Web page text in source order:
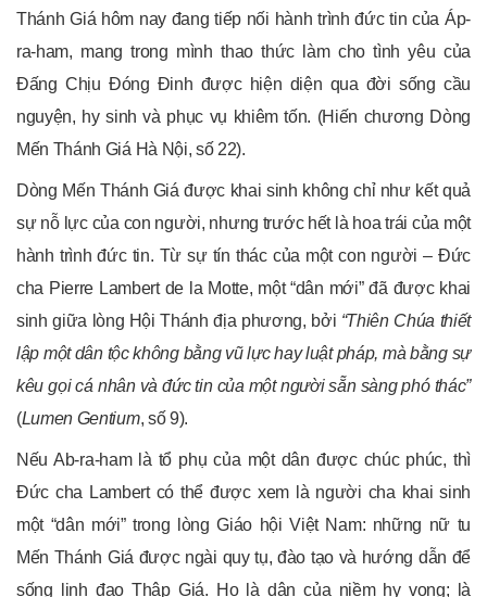
Thánh Giá hôm nay đang tiếp nối hành trình đức tin của Áp-
ra-ham, mang trong mình thao thức làm cho tình yêu của
Đấng Chịu Đóng Đinh được hiện diện qua đời sống cầu
nguyện, hy sinh và phục vụ khiêm tốn. (Hiến chương Dòng
Mến Thánh Giá Hà Nội, số 22).
Dòng Mến Thánh Giá được khai sinh không chỉ như kết quả
sự nỗ lực của con người, nhưng trước hết là hoa trái của một
hành trình đức tin. Từ sự tín thác của một con người – Đức
cha Pierre Lambert de la Motte, một “dân mới” đã được khai
sinh giữa lòng Hội Thánh địa phương, bởi “Thiên Chúa thiết
lập một dân tộc không bằng vũ lực hay luật pháp, mà bằng sự
kêu gọi cá nhân và đức tin của một người sẵn sàng phó thác”
(Lumen Gentium, số 9).
Nếu Ab-ra-ham là tổ phụ của một dân được chúc phúc, thì
Đức cha Lambert có thể được xem là người cha khai sinh
một “dân mới” trong lòng Giáo hội Việt Nam: những nữ tu
Mến Thánh Giá được ngài quy tụ, đào tạo và hướng dẫn để
sống linh đạo Thập Giá. Họ là dân của niềm hy vọng; là